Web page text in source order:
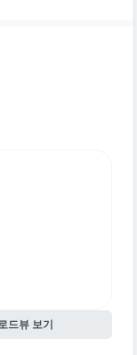
드뷰 보기